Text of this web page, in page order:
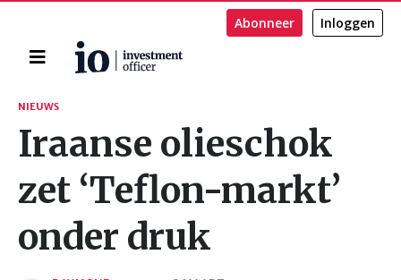
Home
Abonneer Inloggen
Zoeken
NIEUWS
Iraanse olieschok
zet ‘Teflon-markt’
onder druk